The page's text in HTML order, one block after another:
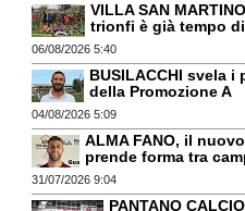
VILLA SAN
trionfi è già tempo
06/08/2026 5:40
BUSILACCHI svela i
della Promozione A
04/08/2026 5:09
ALMA FANO, il
prende forma tra
31/07/2026 9:04
PANTANO